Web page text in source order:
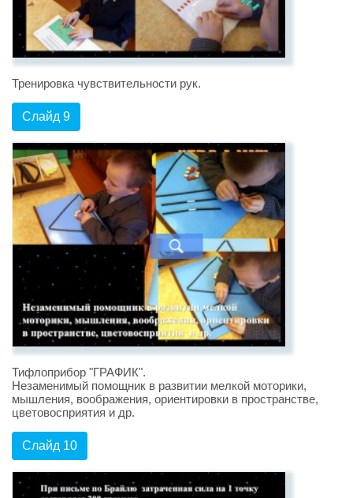
Тренировка чувствительности рук.
Слайд 9
Тифлоприбор "ГРАФИК".
Незаменимый помощник в развитии мелкой моторики,
мышления, воображения, ориентировки в пространстве,
цветовосприятия и др.
Слайд 10